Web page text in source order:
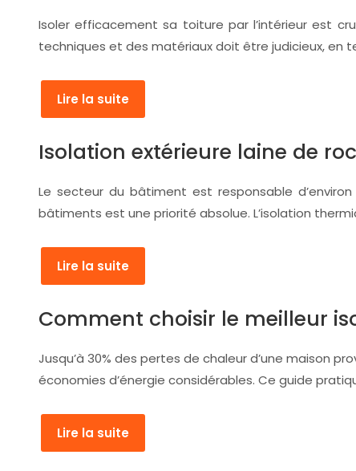
Isoler efficacement sa toiture par l’intérieur est
techniques et des matériaux doit être judicieux, en
Lire la suite
Isolation extérieure laine de
Le secteur du bâtiment est responsable
bâtiments est une priorité absolue. L’isolation
Lire la suite
Comment choisir le meilleur
Jusqu’à 30% des pertes de chaleur d’une maison
économies d’énergie considérables. Ce guide
Lire la suite